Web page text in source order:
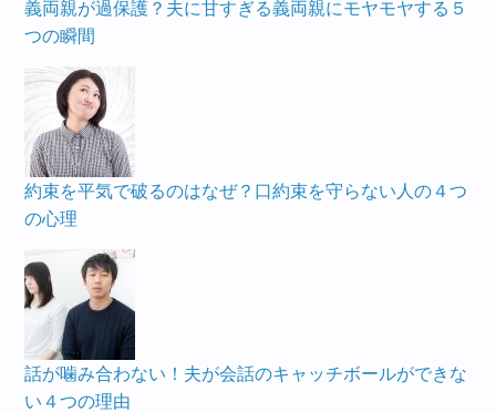
義両親が過保護？夫に甘すぎる義両親にモヤモヤする５
つの瞬間
約束を平気で破るのはなぜ？口約束を守らない人の４つ
の心理
話が噛み合わない！夫が会話のキャッチボールができな
い４つの理由